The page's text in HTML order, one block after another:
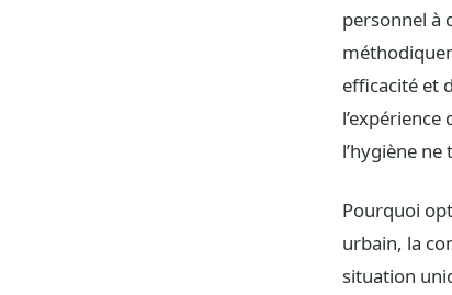
personnel à
efficacité et
l’hygiène
Pourquoi
urbain, la
situation